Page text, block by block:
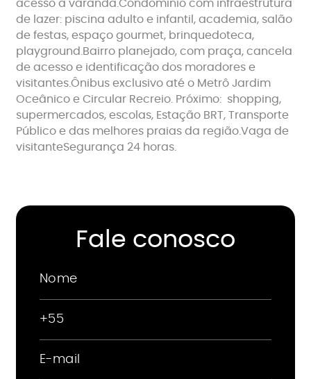
acesso a varanda.Condominio com infraestrutura
de lazer: piscina adulto e infantil, academia, salão
de festas, espaço gourmet, brinquedoteca,
playground.Bairro planejado, com praça, cancela
de acesso e identificação dos moradores e
visitantes.Ônibus exclusivo até o Metrô Jardim
Oceânico e Circular Recreio. Próximo: shopping,
supermercados, escolas, Estação BRT, Transporte
Público e das melhores praias da região.Vaga de
visitanteSegurança 24 horas.
Fale conosco